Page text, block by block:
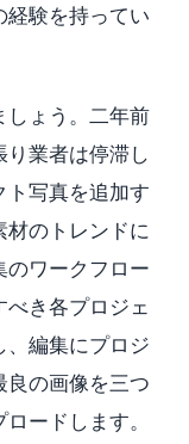
経験を持ってい
しょう。二年前
業者は停滞し
ト写真を追加す
材のトレンドに
ワークフロー
き各プロジェ
、編集にプロジ
良の画像を三つ
ードします。